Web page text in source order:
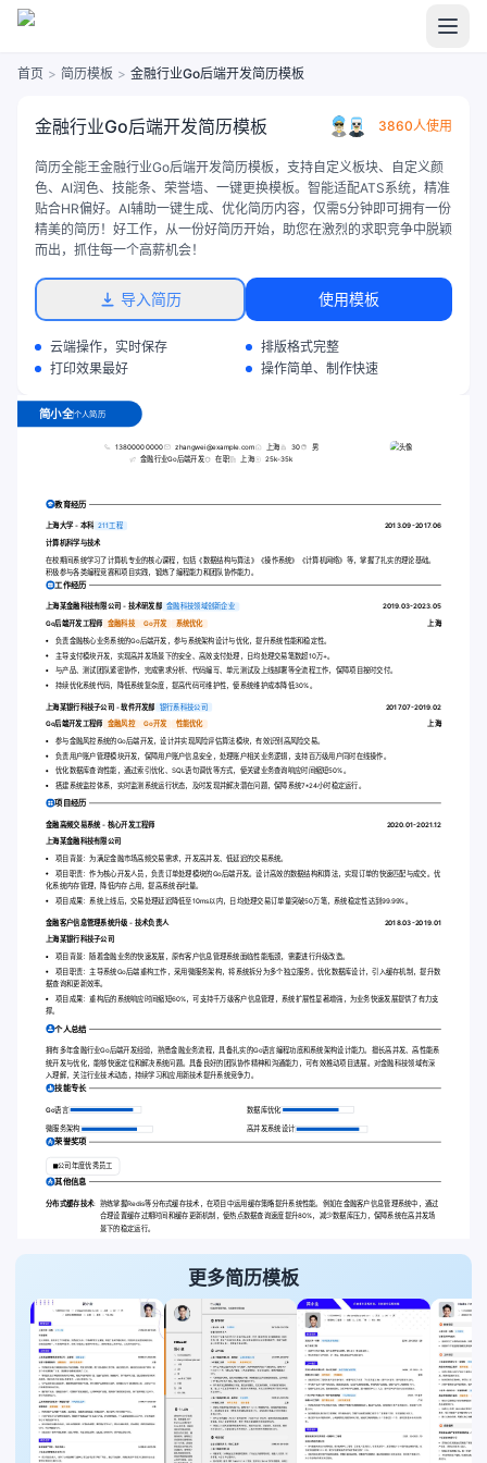
首页 > 简历模板 > 金融行业Go后端开发简历模板
金融行业Go后端开发简历模板 3860人使用
简历全能王金融行业Go后端开发简历模板，支持自定义板块、自定义颜
色、AI润色、技能条、荣誉墙、一键更换模板。智能适配ATS系统，精准
贴合HR偏好。AI辅助一键生成、优化简历内容，仅需5分钟即可拥有一份
精美的简历！好工作，从一份好简历开始，助您在激烈的求职竞争中脱颖
而出，抓住每一个高薪机会！
导入简历 使用模板
云端操作，实时保存
排版格式完整
打印效果最好
操作简单、制作快速
简小全个人简历
13800000000 zhangwei@example.com 上海 30 男
金融行业Go后端开发 在职 上海 25k-35k
教育经历
上海大学 - 本科 211工程 2013.09-2017.06
计算机科学与技术
在校期间系统学习了计算机专业的核心课程，包括《数据结构与算法》《操作系统》《计算机网络》等，掌握了扎实的理论基础。
积极参与各类编程竞赛和项目实践，锻炼了编程能力和团队协作能力。
工作经历
上海某金融科技有限公司 - 技术研发部 金融科技领域创新企业
2019.03-2023.05
Go后端开发工程师
金融科技 Go开发 系统优化 上海
负责金融核心业务系统的Go后端开发，参与系统架构设计与优化，提升系统性能和稳定性。
主导支付模块开发，实现高并发场景下的安全、高效支付处理，日均处理交易笔数超10万+。
与产品、测试团队紧密协作，完成需求分析、代码编写、单元测试及上线部署等全流程工作，保障项目按时交付。
持续优化系统代码，降低系统复杂度，提高代码可维护性，使系统维护成本降低30%。
上海某银行科技子公司 - 软件开发部 银行系科技公司
2017.07-2019.02
Go后端开发工程师
金融风控 Go开发 性能优化 上海
参与金融风控系统的Go后端开发，设计并实现风险评估算法模块，有效识别高风险交易。
负责用户账户管理模块开发，保障用户账户信息安全，处理账户相关业务逻辑，支持百万级用户同时在线操作。
优化数据库查询性能，通过索引优化、SQL语句调优等方式，使关键业务查询响应时间缩短50%。
搭建系统监控体系，实时监测系统运行状态，及时发现并解决潜在问题，保障系统7*24小时稳定运行。
项目经历
金融高频交易系统 - 核心开发工程师
2020.01-2021.12
上海某金融科技有限公司
项目背景：为满足金融市场高频交易需求，开发高并发、低延迟的交易系统。
项目职责：作为核心开发人员，负责订单处理模块的Go后端开发。设计高效的数据结构和算法，实现订单的快速匹配与成交。优
化系统内存管理，降低内存占用，提高系统吞吐量。
项目成果：系统上线后，交易处理延迟降低至10ms以内，日均处理交易订单量突破50万笔，系统稳定性达到99.99%。
金融客户信息管理系统升级 - 技术负责人 2018.03-2019.01
上海某银行科技子公司
项目背景：随着金融业务的快速发展，原有客户信息管理系统面临性能瓶颈，需要进行升级改造。
项目职责：主导系统Go后端重构工作，采用微服务架构，将系统拆分为多个独立服务。优化数据库设计，引入缓存机制，提升数
据查询和更新效率。
项目成果：重构后的系统响应时间缩短60%，可支持千万级客户信息管理，系统扩展性显著增强，为业务快速发展提供了有力支
撑。
个人总结
拥有多年金融行业Go后端开发经验，熟悉金融业务流程，具备扎实的Go语言编程功底和系统架构设计能力。擅长高并发、高性能系
统开发与优化，能够快速定位和解决系统问题。具备良好的团队协作精神和沟通能力，可有效推动项目进展。对金融科技领域有深
入理解，关注行业技术动态，持续学习和应用新技术提升系统竞争力。
技能专长
Go语言 数据库优化
微服务架构 高并发系统设计
荣誉奖项
公司年度优秀员工
其他信息
分布式缓存技术: 熟练掌握Redis等分布式缓存技术，在项目中运用缓存策略提升系统性能。例如在金融客户信息管理系统中，通过
合理设置缓存过期时间和缓存更新机制，使热点数据查询速度提升80%，减少数据库压力，保障系统在高并发场
景下的稳定运行。
更多简历模板